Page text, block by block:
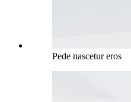
Pede nascetur eros